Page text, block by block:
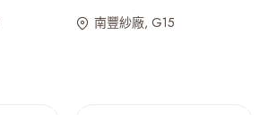
南豐紗廠, G15